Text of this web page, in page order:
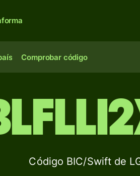
Comprobar código
Código BIC/Swift de